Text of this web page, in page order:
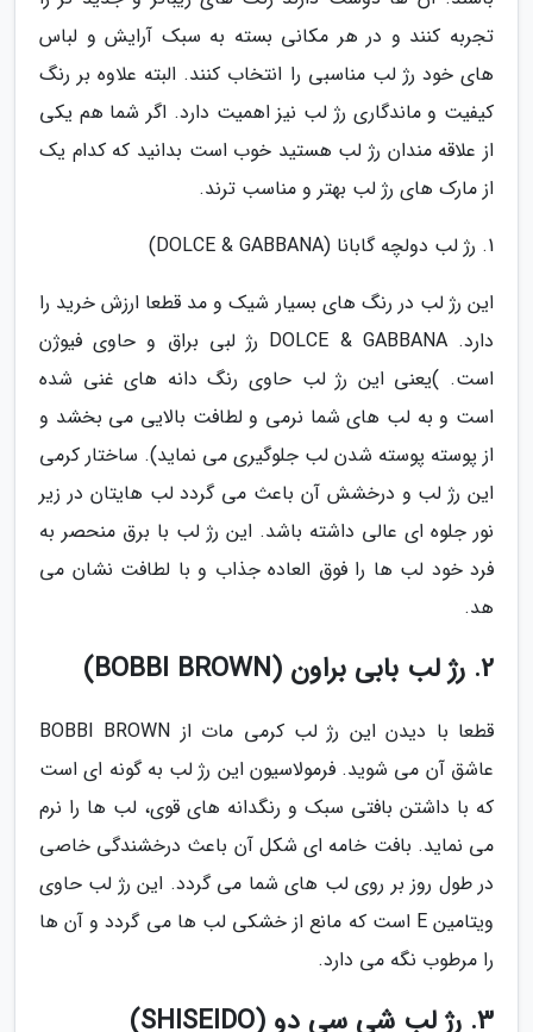
تجربه کنند و در هر مکانی بسته به سبک آرایش و لباس
های خود رژ لب مناسبی را انتخاب کنند. البته علاوه بر رنگ
کیفیت و ماندگاری رژ لب نیز اهمیت دارد. اگر شما هم یکی
از علاقه مندان رژ لب هستید خوب است بدانید که کدام یک
از مارک های رژ لب بهتر و مناسب ترند.
1. رژ لب دولچه گابانا (DOLCE & GABBANA)
این رژ لب در رنگ های بسیار شیک و مد قطعا ارزش خرید را
دارد. DOLCE & GABBANA رژ لبی براق و حاوی فیوژن
است. )یعنی این رژ لب حاوی رنگ دانه های غنی شده
است و به لب های شما نرمی و لطافت بالایی می بخشد و
از پوسته پوسته شدن لب جلوگیری می نماید). ساختار کرمی
این رژ لب و درخشش آن باعث می گردد لب هایتان در زیر
نور جلوه ای عالی داشته باشد. این رژ لب با برق منحصر به
فرد خود لب ها را فوق العاده جذاب و با لطافت نشان می
هد.
2. رژ لب بابی براون (BOBBI BROWN)
قطعا با دیدن این رژ لب کرمی مات از BOBBI BROWN
عاشق آن می شوید. فرمولاسیون این رژ لب به گونه ای است
که با داشتن بافتی سبک و رنگدانه های قوی، لب ها را نرم
می نماید. بافت خامه ای شکل آن باعث درخشندگی خاصی
در طول روز بر روی لب های شما می گردد. این رژ لب حاوی
ویتامین E است که مانع از خشکی لب ها می گردد و آن ها
را مرطوب نگه می دارد.
3. رژ لب شی سی دو (SHISEIDO)